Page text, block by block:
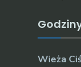
Wieża